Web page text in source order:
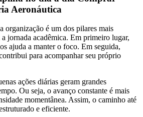
Aeronáutica
organização é um dos pilares mais
jornada acadêmica. Em primeiro lugar,
ajuda a manter o foco. Em seguida,
para acompanhar seu próprio
ações diárias geram grandes
Ou seja, o avanço constante é mais
momentânea. Assim, o caminho até
e eficiente.